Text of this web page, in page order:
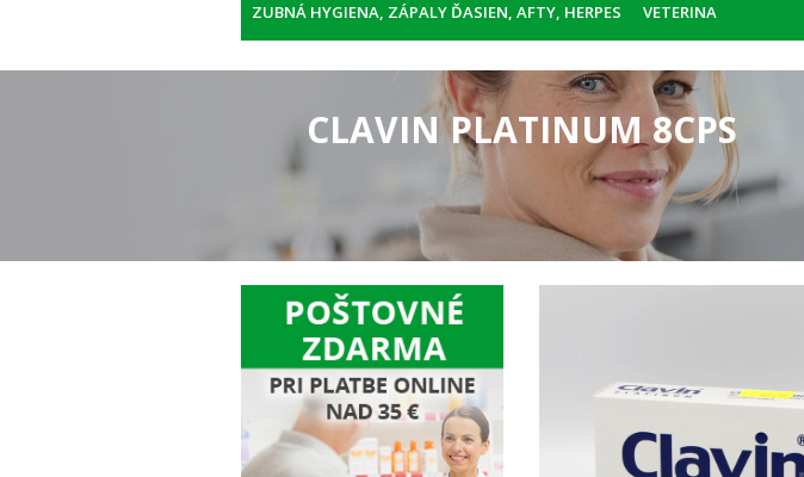
ZUBNÁ HYGIENA, ZÁPALY ĎASIEN, AFTY, HERPES VETERINA
CLAVIN PLATINUM 8CPS